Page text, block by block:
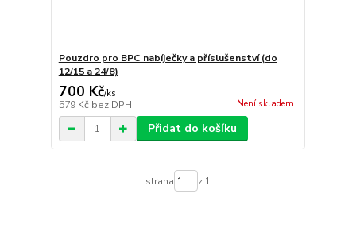
Pouzdro pro BPC nabíječky a příslušenství (do
12/15 a 24/8)
700 Kč/ks
579 Kč bez DPH Není skladem
Přidat do košíku
strana z 1